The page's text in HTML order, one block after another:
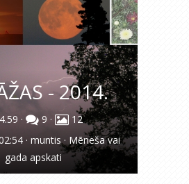
- 2014.
4.59 · 9 ·
12
· muntis· Mēneša vai
gada apskati